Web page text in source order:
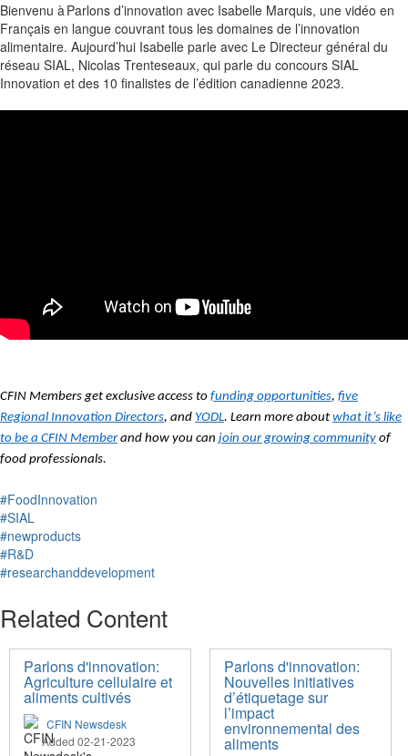
Bienvenu à Parlons d’innovation avec Isabelle Marquis, une vidéo en
Français en langue couvrant tous les domaines de l’innovation
alimentaire. Aujourd’hui Isabelle parle avec Le Directeur général du
réseau SIAL, Nicolas Trenteseaux, qui parle du concours SIAL
Innovation et des 10 finalistes de l’édition canadienne 2023.
CFIN Members get exclusive access to funding opportunities, five
Regional Innovation Directors, and YODL. Learn more about what it’s like
to be a CFIN Memberand how you can join our growing community of
food professionals.
#FoodInnovation
#SIAL
#newproducts
#R&D
#researchanddevelopment
Related Content
Parlons d'innovation:
Agriculture cellulaire et
aliments cultivés
CFIN Newsdesk
Added 02-21-2023
Parlons d'innovation:
Nouvelles initiatives
d’étiquetage sur
l’impact
environnemental des
aliments